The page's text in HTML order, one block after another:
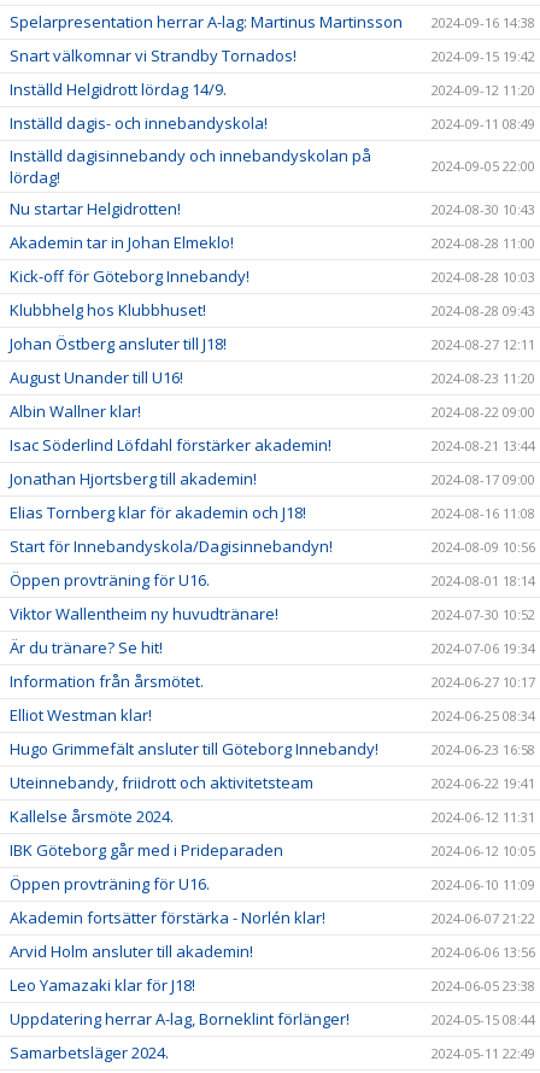
Spelarpresentation herrar A-lag: Martinus Martinsson 2024-09-16 14:38
Snart välkomnar vi Strandby Tornados! 2024-09-15 19:42
Inställd Helgidrott lördag 14/9. 2024-09-12 11:20
Inställd dagis- och innebandyskola! 2024-09-11 08:49
Inställd dagisinnebandy och innebandyskolan på
lördag!
2024-09-05 22:00
Nu startar Helgidrotten! 2024-08-30 10:43
Akademin tar in Johan Elmeklo! 2024-08-28 11:00
Kick-off för Göteborg Innebandy! 2024-08-28 10:03
Klubbhelg hos Klubbhuset! 2024-08-28 09:43
Johan Östberg ansluter till J18! 2024-08-27 12:11
August Unander till U16! 2024-08-23 11:20
Albin Wallner klar! 2024-08-22 09:00
Isac Söderlind Löfdahl förstärker akademin! 2024-08-21 13:44
Jonathan Hjortsberg till akademin! 2024-08-17 09:00
Elias Tornberg klar för akademin och J18! 2024-08-16 11:08
Start för Innebandyskola/Dagisinnebandyn! 2024-08-09 10:56
Öppen provträning för U16. 2024-08-01 18:14
Viktor Wallentheim ny huvudtränare! 2024-07-30 10:52
Är du tränare? Se hit! 2024-07-06 19:34
Information från årsmötet. 2024-06-27 10:17
Elliot Westman klar! 2024-06-25 08:34
Hugo Grimmefält ansluter till Göteborg Innebandy! 2024-06-23 16:58
Uteinnebandy, friidrott och aktivitetsteam 2024-06-22 19:41
Kallelse årsmöte 2024. 2024-06-12 11:31
IBK Göteborg går med i Prideparaden 2024-06-12 10:05
Öppen provträning för U16. 2024-06-10 11:09
Akademin fortsätter förstärka - Norlén klar! 2024-06-07 21:22
Arvid Holm ansluter till akademin! 2024-06-06 13:56
Leo Yamazaki klar för J18! 2024-06-05 23:38
Uppdatering herrar A-lag, Borneklint förlänger! 2024-05-15 08:44
Samarbetsläger 2024. 2024-05-11 22:49